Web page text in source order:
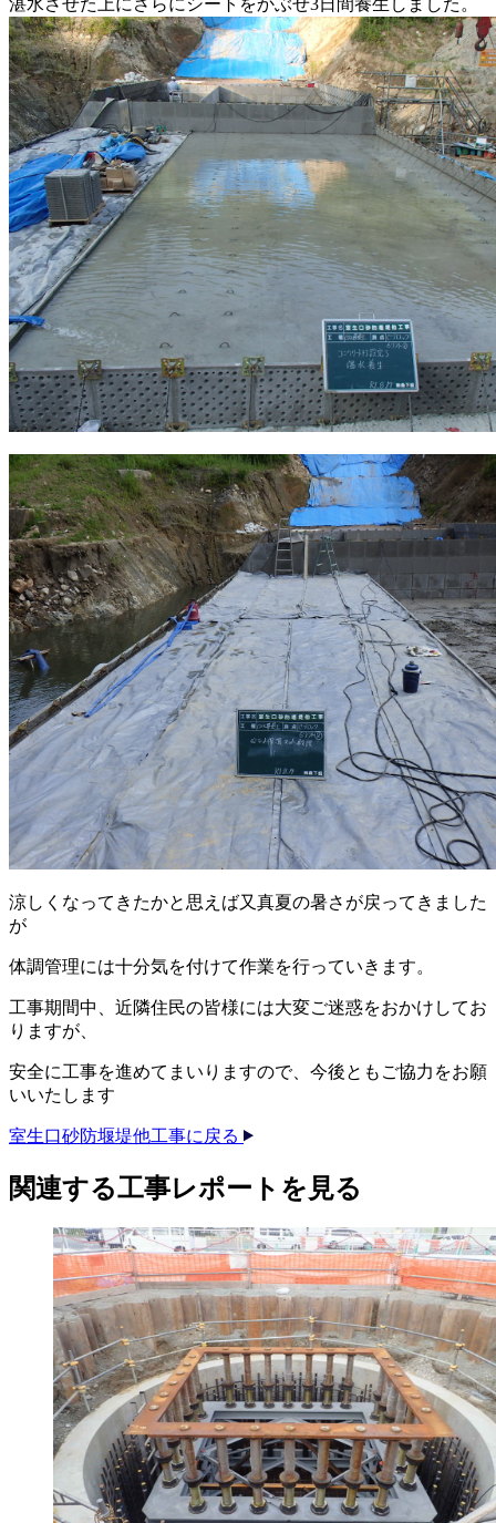
涼しくなってきたかと思えば又真夏の暑さが戻ってきました
が
体調管理には十分気を付けて作業を行っていきます。
工事期間中、近隣住民の皆様には大変ご迷惑をおかけしてお
りますが、
安全に工事を進めてまいりますので、今後ともご協力をお願
いいたします
室生口砂防堰堤他工事に戻る
関連する​工事レポートを​見る​